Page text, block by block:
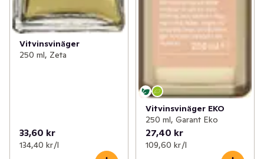
Vitvinsvinäger
250 ml, Zeta
33,60 kr
134,40 kr /l
Vitvinsvinäger EKO
250 ml, Garant Eko
27,40 kr
109,60 kr /l